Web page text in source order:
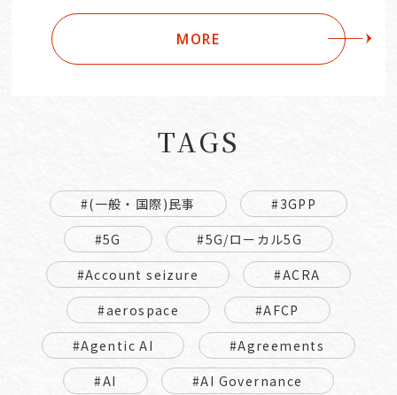
MORE
TAGS
#(一般・国際)民事
#3GPP
#5G
#5G/ローカル5G
#Account seizure
#ACRA
#aerospace
#AFCP
#Agentic AI
#Agreements
#AI
#AI Governance